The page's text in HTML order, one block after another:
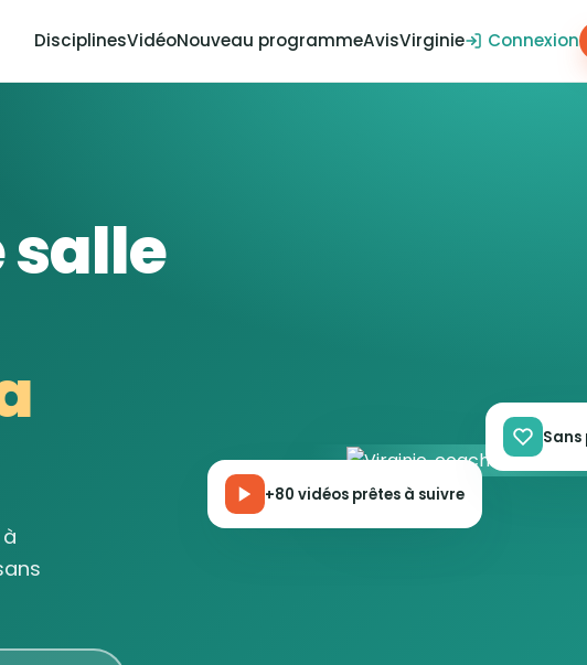
DisciplinesVidéoNouveau programmeAvisVirginie Connexion
salle
+80 vidéos prêtes à suivre
Sans